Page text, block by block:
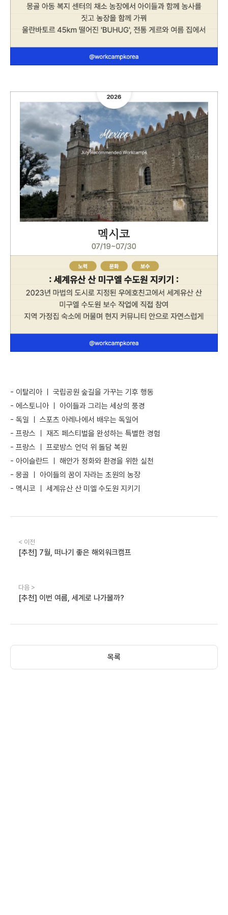
- 이탈리아 ㅣ 국립공원 숲길을 가꾸는 기후 행동
- 에스토니아 ㅣ 아이들과 그리는 세상의 풍경
- 독일 ㅣ 스포츠 아레나에서 배우는 독일어
- 프랑스 ㅣ 재즈 페스티벌을 완성하는 특별한 경험
- 프랑스 ㅣ 프로방스 언덕 위 돌담 복원
- 아이슬란드 ㅣ 해안가 정화와 환경을 위한 실천
- 몽골 ㅣ 아이들의 꿈이 자라는 초원의 농장
- 멕시코 ㅣ 세계유산 산 미엘 수도원 지키기
< 이전
[추천] 7월, 떠나기 좋은 해외워크캠프
다음 >
[추천] 이번 여름, 세계로 나가볼까?
목록